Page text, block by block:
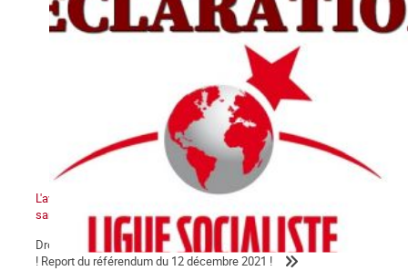
L'avenir de la Kanaky-Nouvelle-Calédonie ne peut pas se faire
sans le peuple kanak !
Droit au peuple kanak à disposer de lui-même et à l'indépendance
! Report du référendum du 12 décembre 2021 !